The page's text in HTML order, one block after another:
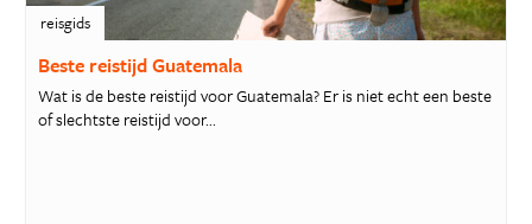
reisgids
Beste reistijd Guatemala
Wat is de beste reistijd voor Guatemala? Er is niet echt een beste
of slechtste reistijd voor...